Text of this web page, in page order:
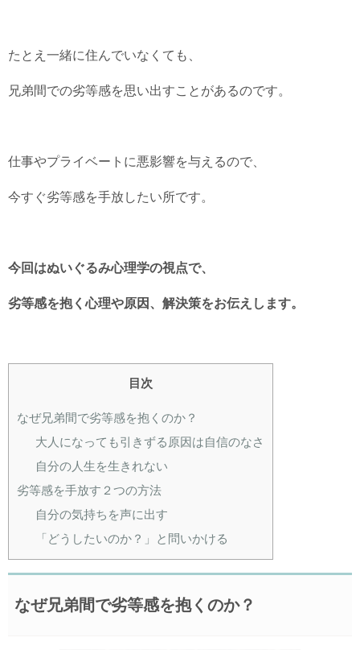
たとえ一緒に住んでいなくても、
兄弟間での劣等感を思い出すことがあるのです。
仕事やプライベートに悪影響を与えるので、
今すぐ劣等感を手放したい所です。
今回はぬいぐるみ心理学の視点で、
劣等感を抱く心理や原因、解決策をお伝えします。
目次
なぜ兄弟間で劣等感を抱くのか？
大人になっても引きずる原因は自信のなさ
自分の人生を生きれない
劣等感を手放す２つの方法
自分の気持ちを声に出す
「どうしたいのか？」と問いかける
なぜ兄弟間で劣等感を抱くのか？